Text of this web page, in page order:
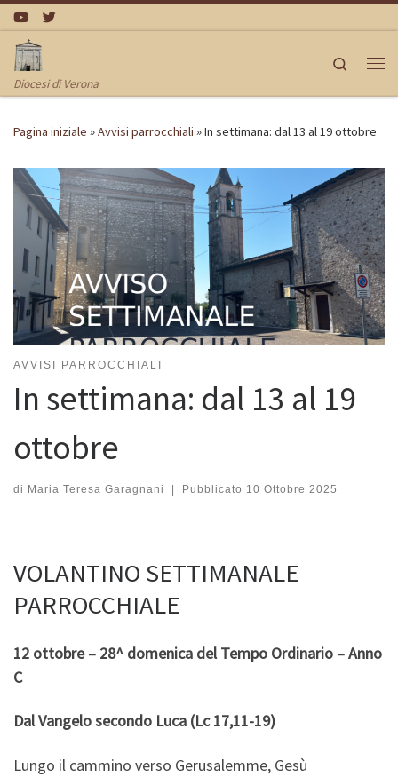
Passa al contenuto
Diocesi di Verona
Search
Pagina iniziale »Avvisi parrocchiali »In settimana: dal 13 al 19 ottobre
AVVISI PARROCCHIALI
In settimana: dal 13 al 19
ottobre
di Maria Teresa Garagnani Pubblicato 10 Ottobre 2025
VOLANTINO SETTIMANALE
PARROCCHIALE
12 ottobre – 28^ domenica del Tempo Ordinario – Anno
C
Dal Vangelo secondo Luca (Lc 17,11-19)
Lungo il cammino verso Gerusalemme, Gesù